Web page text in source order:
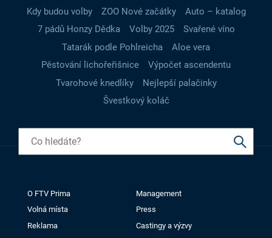
Kdy budou volby
ZOO Nové začátky
Auto – katalog
7 pádů Honzy Dědka
Volby 2025
Svařené víno
Tatarák podle Pohlreicha
Aloe vera
Pěstování lichořeřišnice
Výpočet ascendentu
Tvarohové knedlíky
Nejlepší palačinky
Švestkový koláč
O FTV Prima
Management
Volná místa
Press
Reklama
Castingy a výzvy